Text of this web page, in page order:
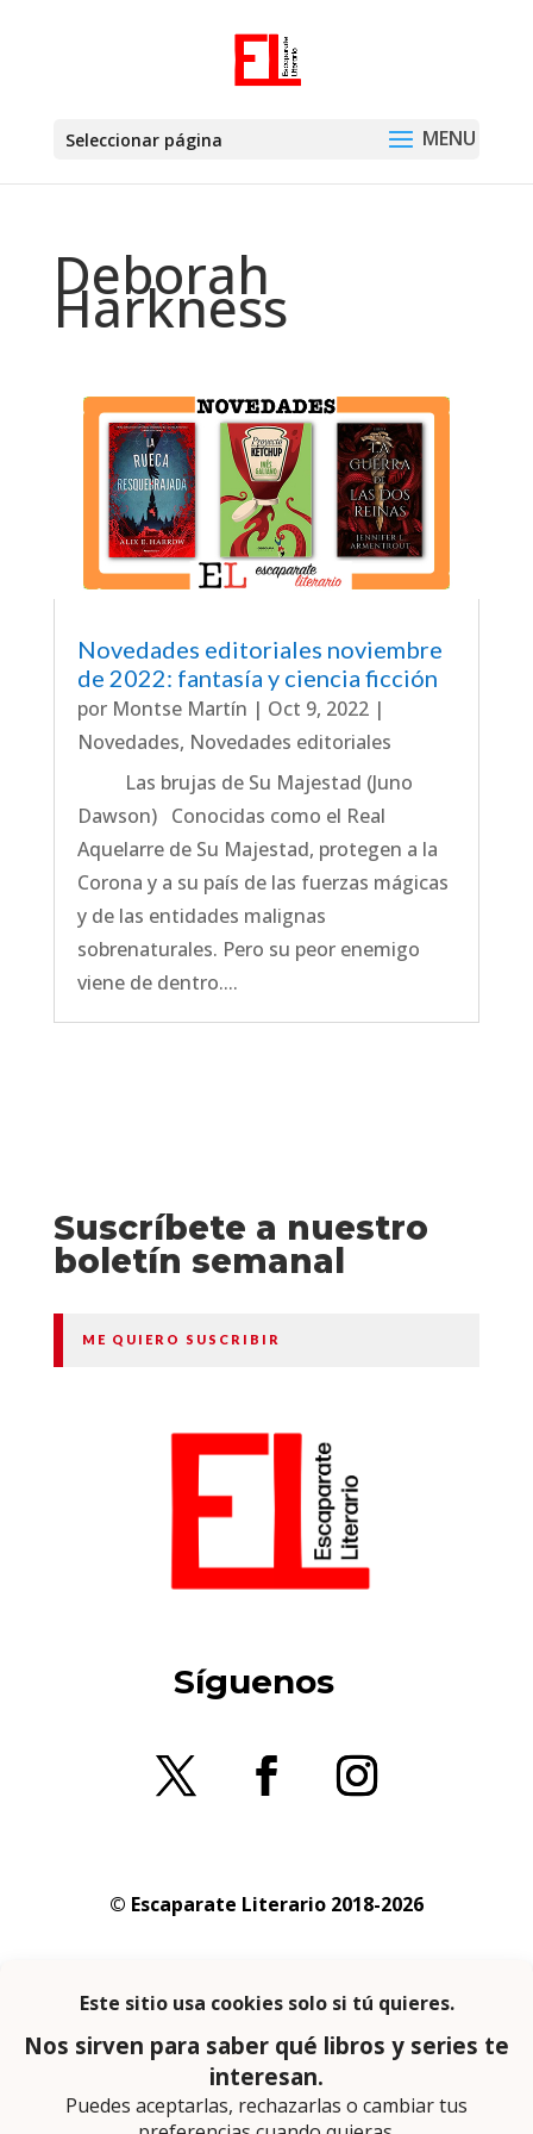
Seleccionar página
Deborah
Harkness
Novedades editoriales noviembre
de 2022: fantasía y ciencia ficción
por Montse Martín | Oct 9, 2022|
Novedades, Novedades editoriales
Las brujas de Su Majestad (Juno
Dawson) Conocidas como el Real
Aquelarre de Su Majestad, protegen a la
Corona y a su país de las fuerzas mágicas
y de las entidades malignas
sobrenaturales. Pero su peor enemigo
viene de dentro....
Suscríbete a nuestro
boletín semanal
ME QUIERO SUSCRIBIR
Síguenos
© Escaparate Literario 2018-2026
privacidad
En calidad de afiliado de Amazon obtengo